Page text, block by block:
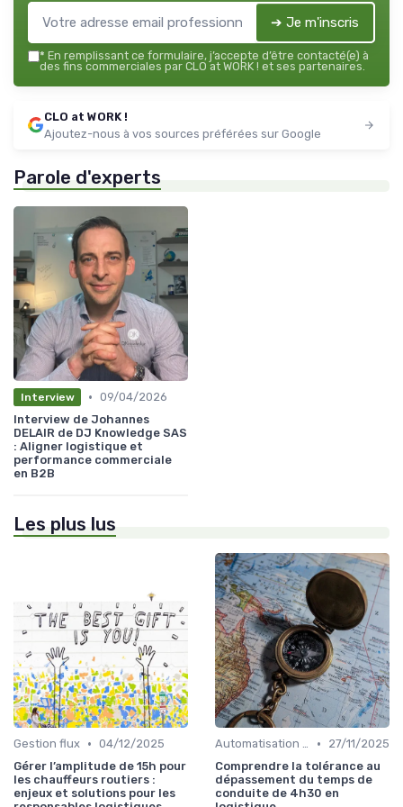
➔ Je m'inscris
* En remplissant ce formulaire, j’accepte d’être contacté(e) à
des fins commerciales par CLO at WORK ! et ses partenaires.
CLO at WORK !
Ajoutez-nous à vos sources préférées sur Google
Parole d'experts
Interview • 09/04/2026
Interview de Johannes
DELAIR de DJ Knowledge SAS
: Aligner logistique et
performance commerciale
en B2B
Les plus lus
Gestion flux • 04/12/2025
Gérer l’amplitude de 15h pour
les chauffeurs routiers :
enjeux et solutions pour les
Automatisation processus •
27/11/2025
Comprendre la tolérance au
dépassement du temps de
conduite de 4h30 en